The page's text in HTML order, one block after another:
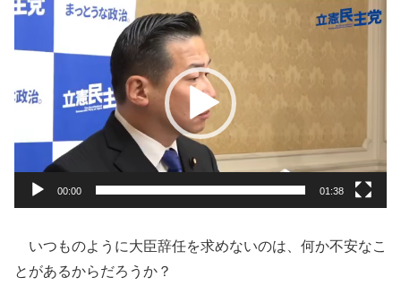
動
00:00 01:38
いつものように大臣辞任を求めないのは、何か不安なこ
とがあるからだろうか？